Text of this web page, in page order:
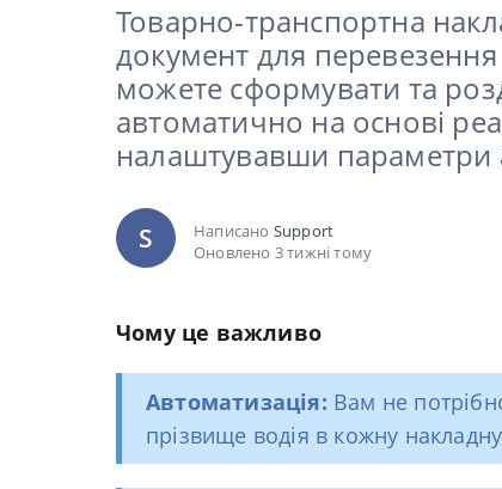
Товарно-транспортна
документ для перевезення
можете сформувати та
автоматично на основі
налаштувавши параметри
S Написано Support
Оновлено 3 тижні тому
Чому це важливо
Автоматизація: Вам не
прізвище водія в кожну